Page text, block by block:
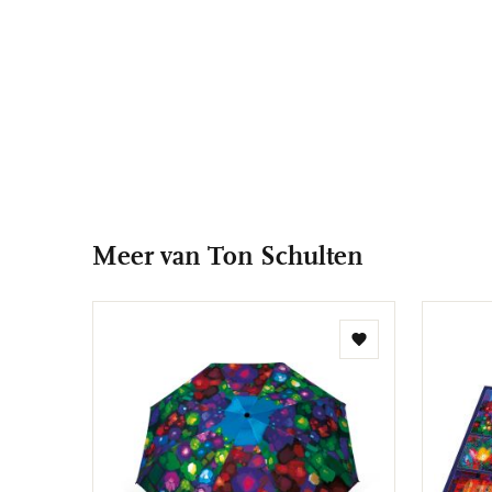
Meer van Ton Schulten
Toevoegen